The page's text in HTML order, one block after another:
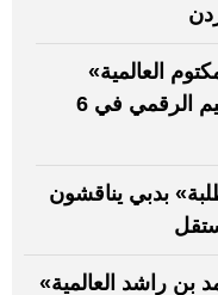
العالمية»
تطلق مبادرة نوعية لدعم التعليم الرقمي في 6
بدبي يناقشون
بن راشد العالمية»